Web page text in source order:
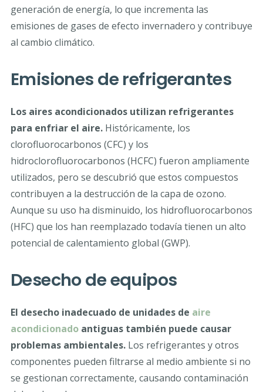
generación de energía, lo que incrementa las
emisiones de gases de efecto invernadero y contribuye
al cambio climático.
Emisiones de refrigerantes
Los aires acondicionados utilizan refrigerantes
para enfriar el aire.Históricamente, los
clorofluorocarbonos (CFC) y los
hidroclorofluorocarbonos (HCFC) fueron ampliamente
utilizados, pero se descubrió que estos compuestos
contribuyen a la destrucción de la capa de ozono.
Aunque su uso ha disminuido, los hidrofluorocarbonos
(HFC) que los han reemplazado todavía tienen un alto
potencial de calentamiento global (GWP).
Desecho de equipos
El desecho inadecuado de unidades de aire
acondicionadoantiguas también puede causar
problemas ambientales.Los refrigerantes y otros
componentes pueden filtrarse al medio ambiente si no
se gestionan correctamente, causando contaminación